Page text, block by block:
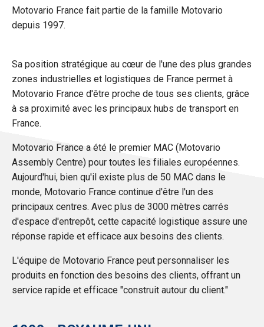
Motovario France fait partie de la famille Motovario
depuis 1997.
Sa position stratégique au cœur de l'une des plus grandes
zones industrielles et logistiques de France permet à
Motovario France d'être proche de tous ses clients, grâce
à sa proximité avec les principaux hubs de transport en
France.
Motovario France a été le premier MAC (Motovario
Assembly Centre) pour toutes les filiales européennes.
Aujourd'hui, bien qu'il existe plus de 50 MAC dans le
monde, Motovario France continue d'être l'un des
principaux centres. Avec plus de 3000 mètres carrés
d'espace d'entrepôt, cette capacité logistique assure une
réponse rapide et efficace aux besoins des clients.
L'équipe de Motovario France peut personnaliser les
produits en fonction des besoins des clients, offrant un
service rapide et efficace "construit autour du client."